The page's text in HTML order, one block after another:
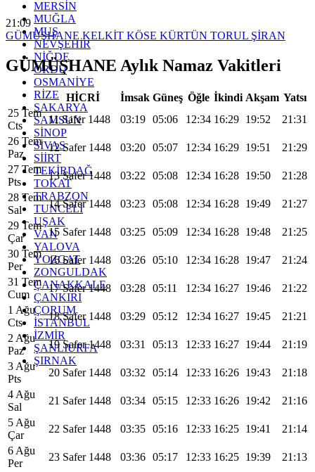
MERSİN
MUĞLA
MUŞ
NEVŞEHİR
NİĞDE
ORDU
OSMANİYE
RİZE
SAKARYA
SAMSUN
SİNOP
SİVAS
SİİRT
TEKİRDAĞ
TOKAT
TRABZON
TUNCELİ
UŞAK
VAN
YALOVA
YOZGAT
ZONGULDAK
ÇANAKKALE
ÇANKIRI
ÇORUM
İSTANBUL
İZMİR
ŞANLIURFA
ŞIRNAK
21:09
GÜMÜŞHANEKELKİT KÖSE KÜRTÜN TORUL ŞİRAN
GÜMÜŞHANE Aylık Namaz Vakitleri
HİCRİ İmsak Güneş Öğle İkindi Akşam Yatsı
25 Tem
Cts
11 Safer 1448 03:19 05:06 12:34 16:29 19:52
21:31
26 Tem
Paz
12 Safer 1448 03:20 05:07 12:34 16:29 19:51
21:29
27 Tem
Pts
13 Safer 1448 03:22 05:08 12:34 16:28 19:50
21:28
28 Tem
Sal
14 Safer 1448 03:23 05:08 12:34 16:28 19:49
21:27
29 Tem
Çar
15 Safer 1448 03:25 05:09 12:34 16:28 19:48
21:25
30 Tem
Per
16 Safer 1448 03:26 05:10 12:34 16:28 19:47
21:24
31 Tem
Cum
17 Safer 1448 03:28 05:11 12:34 16:27 19:46
21:22
1 Ağu
Cts
18 Safer 1448 03:29 05:12 12:34 16:27 19:45
21:21
2 Ağu
Paz
19 Safer 1448 03:31 05:13 12:33 16:27 19:44
21:19
3 Ağu
Pts
20 Safer 1448 03:32 05:14 12:33 16:26 19:43
21:18
4 Ağu
Sal
21 Safer 1448 03:34 05:15 12:33 16:26 19:42
21:16
5 Ağu
Çar
22 Safer 1448 03:35 05:16 12:33 16:25 19:41
21:14
6 Ağu
Per
23 Safer 1448 03:36 05:17 12:33 16:25 19:39
21:13